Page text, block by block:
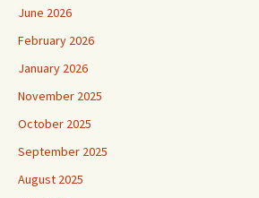
June 2026
February 2026
January 2026
November 2025
October 2025
September 2025
August 2025